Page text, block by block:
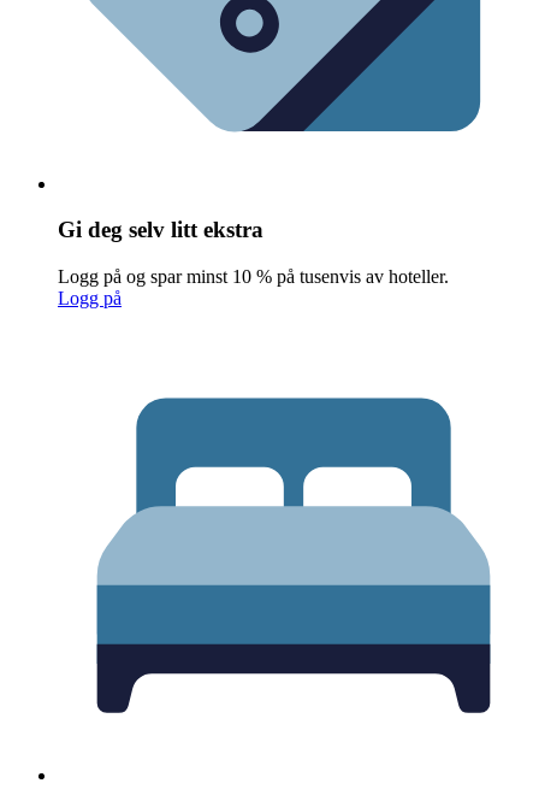
Gi deg selv litt ekstra
Logg på og spar minst 10 % på tusenvis av hoteller.
Logg på